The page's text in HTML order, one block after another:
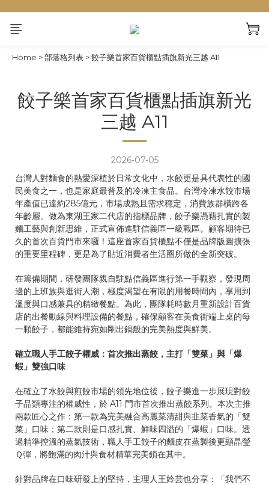
Home >部落格列表 >餃子樂首家百貨櫃點插旗新光三越 A11
餃子樂首家百貨櫃點插旗新光
三越 A11
2026-07-05
台灣人對麵食的熱愛深植於日常文化中，水餃更是具代表性的國
民美食之一，也是家庭最普及的冷凍主食品。台灣冷凍水餃市場
年產值已達約285億元，市場成熟且需求穩定，消費族群橫跨各
年齡層。做為東湖王家二代店的指標品牌，餃子樂憑藉扎實的製
麵工藝與創新思維，正式宣佈進駐信義區一級戰區。顧客期待已
久的首次百貨門市來囉！這座首家百貨櫃點不僅是品牌版圖擴張
的重要里程碑，更是為了貼近消費者生活圈所做的全新突破。
在籌備期間，研發團隊親自駐點信義區進行第一手觀察，發現周
邊的上班族與逛街人潮，極度渴望在有限的用餐時間內，享用到
溫度與口感兼具的精緻餐點。為此，團隊耗時數月重新設計百貨
店的出餐動線與料理設備的餐點，確保顧客在美食街端上桌的每
一顆餃子，都能維持宛如剛出鍋般的完美熱度與鮮美。
確立職人手工餃子權威：首次推出蒸餃，主打「雙菜」與「爆
蝦」雙強口味
在確立了水餃與煎餃市場的領先地位後，餃子樂進一步展現對餃
子品類專注的權威性，於 A11 門市首次推出蒸餃系列。本次主推
兩款匠心之作：第一款為完美融合高麗菜清甜與韭菜香氣的「雙
菜」口味；第二款則是口感扎實、鮮味四溢的「爆蝦」口味。透
過精準控溫的蒸氣技術，職人手工餃子的麵皮在蒸製後更顯晶瑩
Ｑ彈，將飽滿的肉汁與食材精華完美鎖在其中。
針對品牌在口味研發上的堅持，主理人王姈芸也分享：「我們不